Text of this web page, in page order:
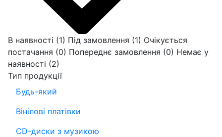
В наявності (1) Під замовлення (1) Очікується
постачання (0) Попереднє замовлення (0) Немає у
наявності (2)
Тип продукції
Будь-який
Вінілові платівки
CD-диски з музикою